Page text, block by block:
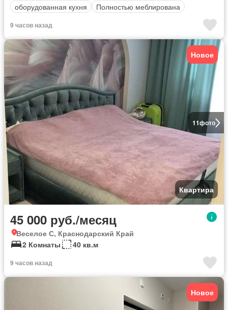
оборудованная кухня
Полностью меблирована
9 часов назад
11фото
Новое
Квартира
45 000 руб./месяц
Веселое С, Краснодарский Край
2 Комнаты
40 кв.м
9 часов назад
Новое